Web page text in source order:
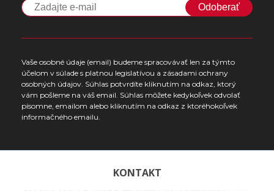
Odoberať
Vaše osobné údaje (email) budeme spracovávať len za týmto
účelom v súlade s platnou legislatívou a zásadami ochrany
osobných údajov. Súhlas potvrdíte kliknutím na odkaz, ktorý
vám pošleme na váš email. Súhlas môžete kedykoľvek odvolať
písomne, emailom alebo kliknutím na odkaz z ktoréhokoľvek
informačného emailu.
KONTAKT